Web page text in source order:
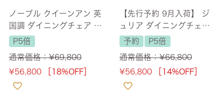
ノーブル クイーンアン 英
国調 ダイニングチェア ブ
ラウン 【送料無料】
P5倍
通常価格：¥69,800
¥56,800 ［18%OFF］
【先行予約 9月入荷】 ジ
ュリア ダイニングチェア
ホワイト PVCレザー 幅55
cm 【送料無料】
予約
P5倍
通常価格：¥66,800
¥56,800 ［14%OFF］